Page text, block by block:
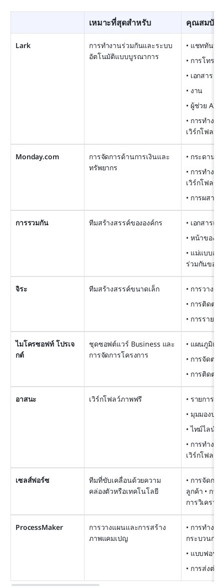
เหมาะที่สุดสำหรับ คุณสมบัติ
Lark
การทำงานร่วมกันและระบบ
อัตโนมัติแบบบูรณาการ
• แชททันที
• การโทรวิ
• เอกสาร
• งาน
• ผู้ช่วย AI
• การทำงา
เวิร์กโฟลว์
Monday.com
การจัดการด้านการเงินและ
ทรัพยากร
• กระดานโ
• การทำงา
เวิร์กโฟลว์
• การผสาน
การรวมกัน ทีมสร้างสรรค์ขององค์กร
• เอกสารแ
• หน้าของโ
• แม่แบบสำ
ร่วมกันของ
จิระ ทีมสร้างสรรค์ขนาดเล็ก
• การวางแ
• การติดตา
• การรายง
ไมโครซอฟท์ โปรเจ
กต์
ชุดซอฟต์แวร์ Business และ
การจัดการโครงการ
• แผนภูมิแ
• การจัดตา
• การติดตา
อาสนะ เวิร์กโฟลว์ภาพฟรี
• รายการง
• มุมมองปฏิ
• ไทม์ไลน์
• การทำงา
เวิร์กโฟลว์
เซลส์ฟอร์ซ
ทีมที่ขับเคลื่อนด้วยความ
คล่องตัวหรือเทคโนโลยี
• การจัดกา
ลูกค้า • กา
การวิเคราะ
ProcessMaker
การวางแผนและการสร้าง
ภาพแคมเปญ
• การทำงา
กระบวนการ
• แบบฟอร์ม
• การส่งต่อ